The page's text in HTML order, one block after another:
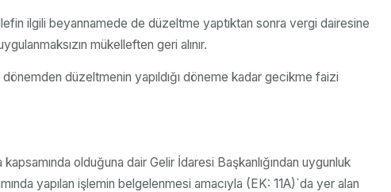
ilgili beyannamede de düzeltme yaptıktan sonra vergi dairesine
mükelleften geri alınır.
düzeltmenin yapıldığı döneme kadar gecikme faizi
olduğuna dair Gelir İdaresi Başkanlığından uygunluk
yapılan işlemin belgelenmesi amacıyla (EK: 11A)`da yer alan